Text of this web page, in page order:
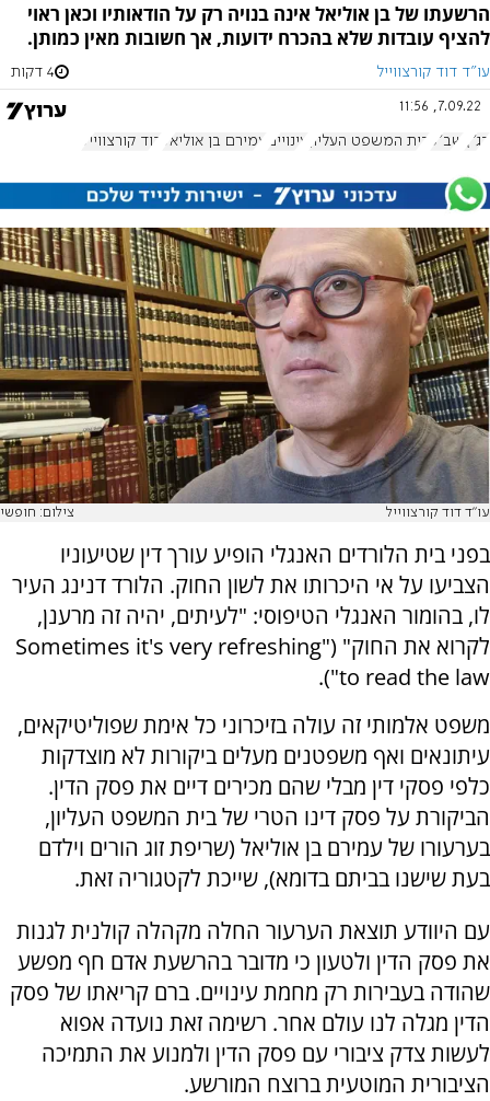
הרשעתו של בן אוליאל אינה בנויה רק על הודאותיו וכאן ראוי
להציף עובדות שלא בהכרח ידועות, אך חשובות מאין כמותן.
עו"ד דוד קורצווייל 4 דקות
7.09.22, 11:56
בג"ץ שב"כ בית המשפט העליון עינויים עמירם בן אוליאל דוד קורצווייל
עו"ד דוד קורצווייל צילום: חופשי
בפני בית הלורדים האנגלי הופיע עורך דין שטיעוניו
הצביעו על אי היכרותו את לשון החוק. הלורד דנינג העיר
לו, בהומור האנגלי הטיפוסי: "לעיתים, יהיה זה מרענן,
לקרוא את החוק" ("Sometimes it's very refreshing
to read the law").
משפט אלמותי זה עולה בזיכרוני כל אימת שפוליטיקאים,
עיתונאים ואף משפטנים מעלים ביקורות לא מוצדקות
כלפי פסקי דין מבלי שהם מכירים דיים את פסק הדין.
הביקורת על פסק דינו הטרי של בית המשפט העליון,
בערעורו של עמירם בן אוליאל (שריפת זוג הורים וילדם
בעת שישנו בביתם בדומא), שייכת לקטגוריה זאת.
עם היוודע תוצאת הערעור החלה מקהלה קולנית לגנות
את פסק הדין ולטעון כי מדובר בהרשעת אדם חף מפשע
שהודה בעבירות רק מחמת עינויים. ברם קריאתו של פסק
הדין מגלה לנו עולם אחר. רשימה זאת נועדה אפוא
לעשות צדק ציבורי עם פסק הדין ולמנוע את התמיכה
הציבורית המוטעית ברוצח המורשע.